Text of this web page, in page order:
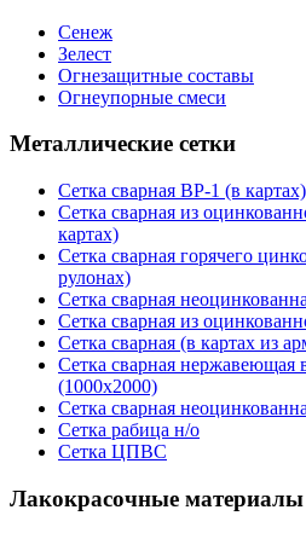
Сенеж
Зелест
Огнезащитные составы
Огнеупорные смеси
Металлические сетки
Сетка сварная ВР-1 (в картах)
Сетка сварная из
картах)
Сетка сварная горячего
рулонах)
Сетка сварная
Сетка сварная из
Сетка сварная (в картах из
Сетка сварная нержавеющая
(1000х2000)
Сетка сварная
Сетка рабица н/о
Сетка ЦПВС
Лакокрасочные материалы